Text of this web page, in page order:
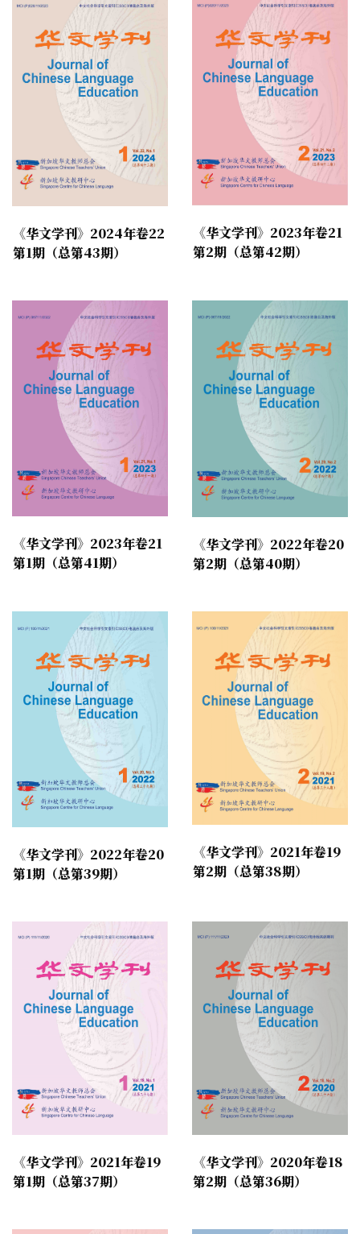
《华文学刊》2024年卷22
第1期（总第43期）
《华文学刊》2023年卷21
第2期（总第42期）
《华文学刊》2023年卷21
第1期（总第41期）
《华文学刊》2022年卷20
第2期（总第40期）
《华文学刊》2022年卷20
第1期（总第39期）
《华文学刊》2021年卷19
第2期（总第38期）
《华文学刊》2021年卷19
第1期（总第37期）
《华文学刊》2020年卷18
第2期（总第36期）